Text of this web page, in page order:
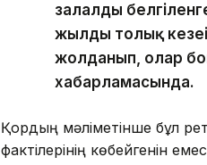
залалдың
жылдың толық
жолданып, олар
хабарламасында.
Қордың мәліметінше бұл
фактілерінің көбейгенін